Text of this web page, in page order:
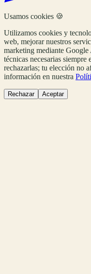
Usamos cookies 🍪
Utilizamos cookies y
web, mejorar nuestros
marketing mediante
técnicas necesarias siempre
rechazarlas; tu elección no
información en nuestra
Rechazar Aceptar